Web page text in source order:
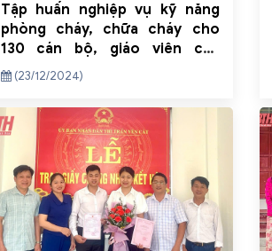
Tập huấn nghiệp vụ kỹ năng
phòng cháy, chữa cháy cho
130 cán bộ, giáo viên các
trường học trên địa bàn huyện
(23/12/2024)